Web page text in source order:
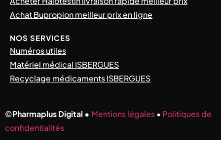
Achat Bupropion meilleur prix en ligne
NOS SERVICES
Numéros utiles
Matériel médical ISBERGUES
Recyclage médicaments ISBERGUES
©Pharmaplus Digital • Mentions légales• Politiques de
confidentialités